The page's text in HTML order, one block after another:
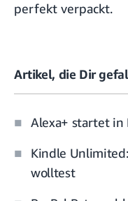
perfekt verpackt.
Artikel, die Dir
Alexa+ startet in
Kindle
wolltest